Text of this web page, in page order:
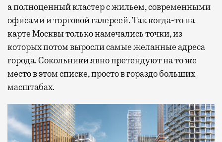
а полноценный кластер с жильем, современными
офисами и торговой галереей. Так когда-то на
карте Москвы только намечались точки, из
которых потом выросли самые желанные адреса
города. Сокольники явно претендуют на то же
место в этом списке, просто в гораздо больших
масштабах.